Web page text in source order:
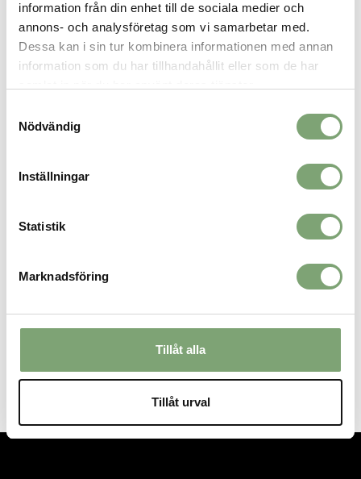
information från din enhet till de sociala medier och
annons- och analysföretag som vi samarbetar med.
Dessa kan i sin tur kombinera informationen med annan
information som du har tillhandahållit eller som de har
Nödvändig
Inställningar
Statistik
Marknadsföring
Tillåt alla
Tillåt urval
SPARA SOM FAVORIT
020684_4
Houdini Alto Hat - True Black
549 KR
Houdini Alto Hat - Cloudy Gray
549 KR